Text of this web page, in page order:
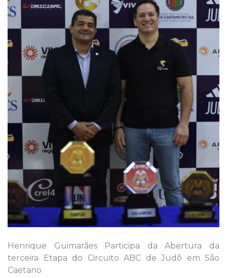
Henrique Guimarães Participa da Abertura da
terceira Etapa do Circuito ABC de Judô em São
Caetano